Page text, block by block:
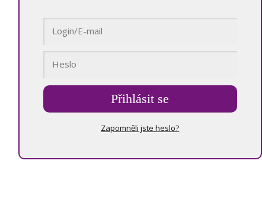
Přihlásit se
Zapomněli jste heslo?